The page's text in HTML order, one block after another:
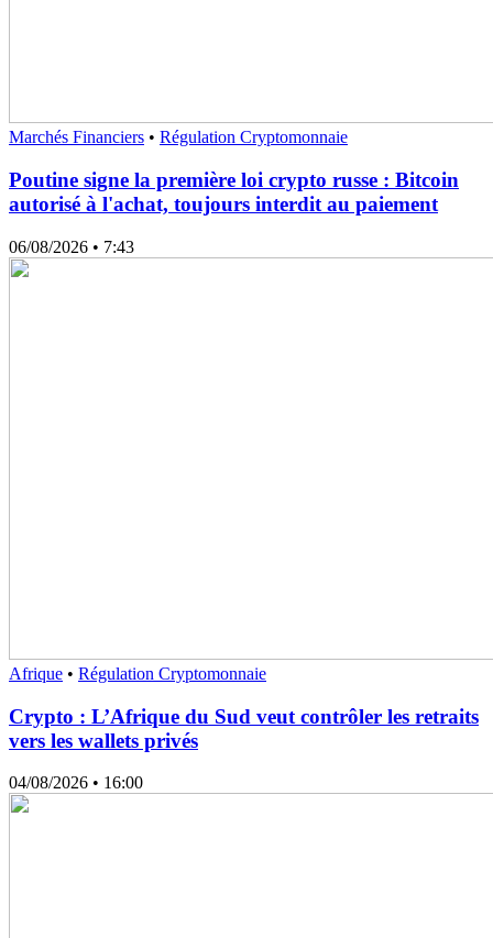
Marchés Financiers • Régulation Cryptomonnaie
Poutine signe la première loi crypto russe : Bitcoin
autorisé à l'achat, toujours interdit au paiement
06/08/2026 • 7:43
Afrique • Régulation Cryptomonnaie
Crypto : L’Afrique du Sud veut contrôler les retraits
vers les wallets privés
04/08/2026 • 16:00